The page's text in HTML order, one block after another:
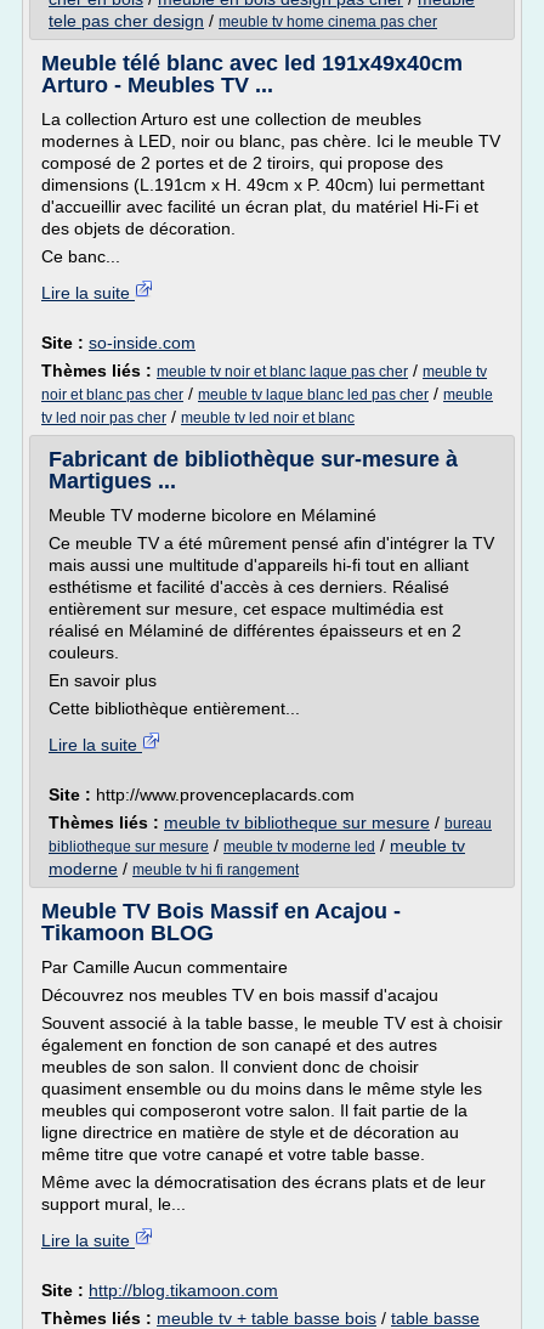
tele pas cher design / meuble tv home cinema pas cher
Meuble télé blanc avec led 191x49x40cm
Arturo - Meubles TV ...
La collection Arturo est une collection de meubles
modernes à LED, noir ou blanc, pas chère. Ici le meuble TV
composé de 2 portes et de 2 tiroirs, qui propose des
dimensions (L.191cm x H. 49cm x P. 40cm) lui permettant
d'accueillir avec facilité un écran plat, du matériel Hi-Fi et
des objets de décoration.
Ce banc...
Lire la suite
Site : so-inside.com
Thèmes liés : meuble tv noir et blanc laque pas cher / meuble tv
noir et blanc pas cher / meuble tv laque blanc led pas cher / meuble
tv led noir pas cher / meuble tv led noir et blanc
Fabricant de bibliothèque sur-mesure à
Martigues ...
Meuble TV moderne bicolore en Mélaminé
Ce meuble TV a été mûrement pensé afin d'intégrer la TV
mais aussi une multitude d'appareils hi-fi tout en alliant
esthétisme et facilité d'accès à ces derniers. Réalisé
entièrement sur mesure, cet espace multimédia est
réalisé en Mélaminé de différentes épaisseurs et en 2
couleurs.
En savoir plus
Cette bibliothèque entièrement...
Lire la suite
Site : http://www.provenceplacards.com
Thèmes liés : meuble tv bibliotheque sur mesure / bureau
bibliotheque sur mesure / meuble tv moderne led / meuble tv
moderne / meuble tv hi fi rangement
Meuble TV Bois Massif en Acajou -
Tikamoon BLOG
Par Camille Aucun commentaire
Découvrez nos meubles TV en bois massif d'acajou
Souvent associé à la table basse, le meuble TV est à choisir
également en fonction de son canapé et des autres
meubles de son salon. Il convient donc de choisir
quasiment ensemble ou du moins dans le même style les
meubles qui composeront votre salon. Il fait partie de la
ligne directrice en matière de style et de décoration au
même titre que votre canapé et votre table basse.
Même avec la démocratisation des écrans plats et de leur
support mural, le...
Lire la suite
Site : http://blog.tikamoon.com
Thèmes liés : meuble tv + table basse bois / table basse